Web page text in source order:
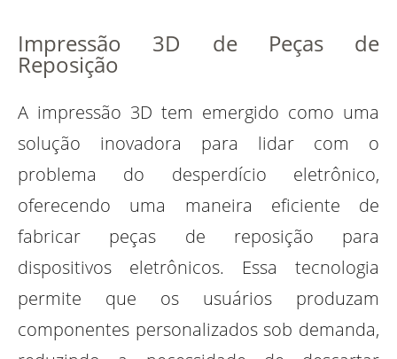
Impressão 3D de Peças de
Reposição
A impressão 3D tem emergido como uma
solução inovadora para lidar com o
problema do desperdício eletrônico,
oferecendo uma maneira eficiente de
fabricar peças de reposição para
dispositivos eletrônicos. Essa tecnologia
permite que os usuários produzam
componentes personalizados sob demanda,